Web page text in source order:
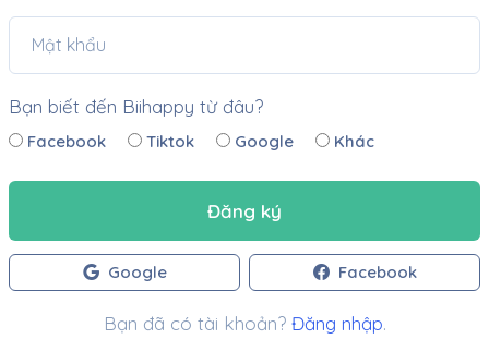
Bạn biết đến Biihappy từ đâu?
Facebook Tiktok Google Khác
Đăng ký
Google Facebook
Bạn đã có tài khoản? Đăng nhập.